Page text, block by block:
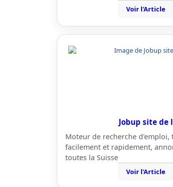
Voir l'Article
Jobup site de l
Moteur de recherche d'emploi,
facilement et rapidement,
toutes la Suisse
Voir l'Article